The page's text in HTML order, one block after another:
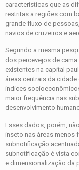
características que as
restritas a regiões com
grande fluxo de
navios de cruzeiros e
Segundo a mesma
dos percevejos de
existentes na capital
áreas centrais da
índices
maior frequência nas
desenvolvimento
Esses dados, porém,
inseto nas áreas menos
subnotificação
subnotificação é vista
e dimensionalização da